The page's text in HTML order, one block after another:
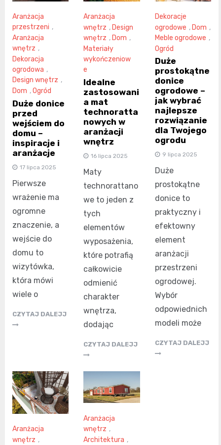
Aranżacja
przestrzeni ,
Aranżacja
wnętrz ,
Dekoracja
ogrodowa ,
Design wnętrz ,
Dom ,Ogród
Duże donice
przed
wejściem do
domu –
inspiracje i
aranżacje
17 lipca 2025
Pierwsze
wrażenie ma
ogromne
znaczenie, a
wejście do
domu to
wizytówka,
która mówi
wiele o
CZYTAJ DALEJJ
Aranżacja
wnętrz , Design
wnętrz , Dom ,
Materiały
wykończeniow
e
Idealne
zastosowani
a mat
technoratta
nowych w
aranżacji
wnętrz
16 lipca 2025
Maty
technorattano
we to jeden z
tych
elementów
wyposażenia,
które potrafią
całkowicie
odmienić
charakter
wnętrza,
dodając
CZYTAJ DALEJJ
Dekoracje
ogrodowe , Dom ,
Meble ogrodowe ,
Ogród
Duże
prostokątne
donice
ogrodowe –
jak wybrać
najlepsze
rozwiązanie
dla Twojego
ogrodu
9 lipca 2025
Duże
prostokątne
donice to
praktyczny i
efektowny
element
aranżacji
przestrzeni
ogrodowej.
Wybór
odpowiednich
modeli może
CZYTAJ DALEJJ
Aranżacja
wnętrz ,
Aranżacja
wnętrz ,
Architektura ,